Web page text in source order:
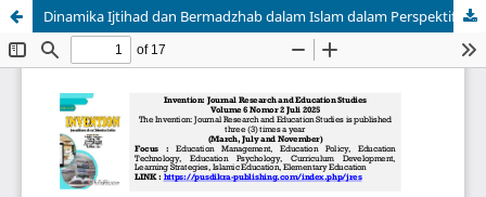
Dinamika Ijtihad dan Bermadzhab dalam Islam dalam Perspektif Integrasi Ilmu Agama, Sosial, dan Hukum untuk Buku Fikih Kelas XII Bab II